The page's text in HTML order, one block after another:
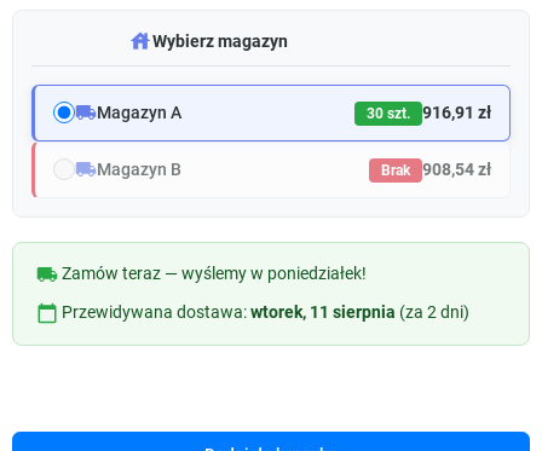
warehouseWybierz magazyn
local_shippingMagazyn A 30 szt. 916,91 zł
local_shippingMagazyn B Brak 908,54 zł
local_shippingZamów teraz — wyślemy w poniedziałek!
calendar_today Przewidywana dostawa:wtorek, 11 sierpnia (za 2 dni)